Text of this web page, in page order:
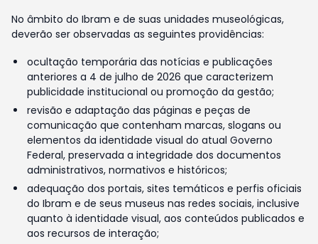
No âmbito do Ibram e de suas unidades museológicas,
deverão ser observadas as seguintes providências:
ocultação temporária das notícias e publicações
anteriores a 4 de julho de 2026 que caracterizem
publicidade institucional ou promoção da gestão;
revisão e adaptação das páginas e peças de
comunicação que contenham marcas, slogans ou
elementos da identidade visual do atual Governo
Federal, preservada a integridade dos documentos
administrativos, normativos e históricos;
adequação dos portais, sites temáticos e perfis oficiais
do Ibram e de seus museus nas redes sociais, inclusive
quanto à identidade visual, aos conteúdos publicados e
aos recursos de interação;